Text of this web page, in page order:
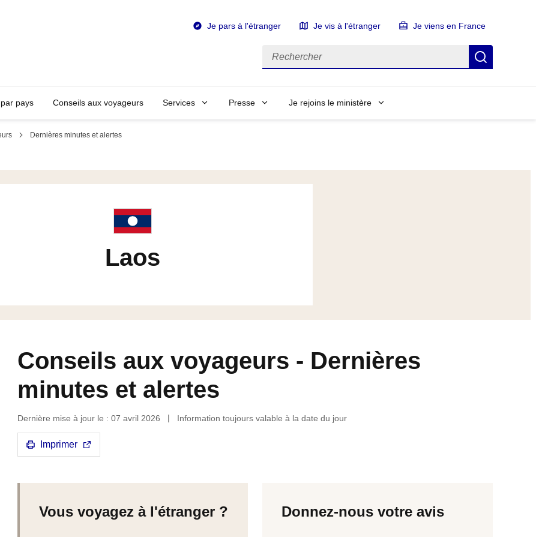
Je pars à l'étranger Je vis à l'étranger Je viens en France
Rechercher
pays Conseils aux voyageurs Services Presse Je rejoins le ministère
Dernières minutes et alertes
Laos
Conseils aux voyageurs - Dernières
minutes et alertes
Dernière mise à jour le : 07 avril 2026 Information toujours valable à la date du jour
Imprimer
Vous voyagez à l'étranger ? Donnez-nous votre avis